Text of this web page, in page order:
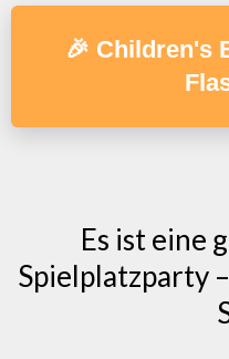
🎉 Children's
Es ist eine
Spielplatzparty